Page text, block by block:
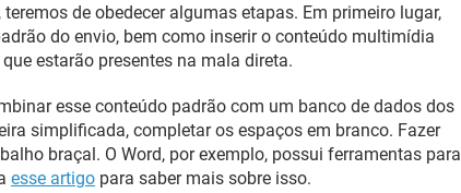
de obedecer algumas etapas. Em primeiro lugar,
do envio, bem como inserir o conteúdo multimídia
estarão presentes na mala direta.
esse conteúdo padrão com um banco de dados dos
simplificada, completar os espaços em branco. Fazer
braçal. O Word, por exemplo, possui ferramentas para
esse artigo para saber mais sobre isso.